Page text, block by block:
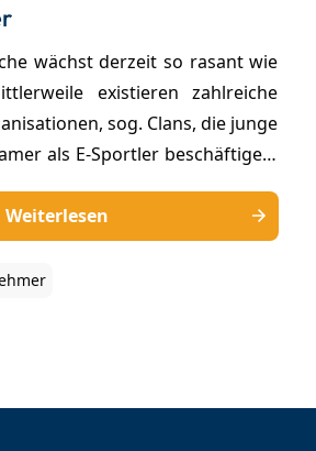
wächst derzeit so rasant wie
existieren zahlreiche
sog. Clans, die junge
als E-Sportler beschäftigen.
Recht und benachteiligen die E-
dank des umfassenden
in Deutschland sind viele
Weiterlesen